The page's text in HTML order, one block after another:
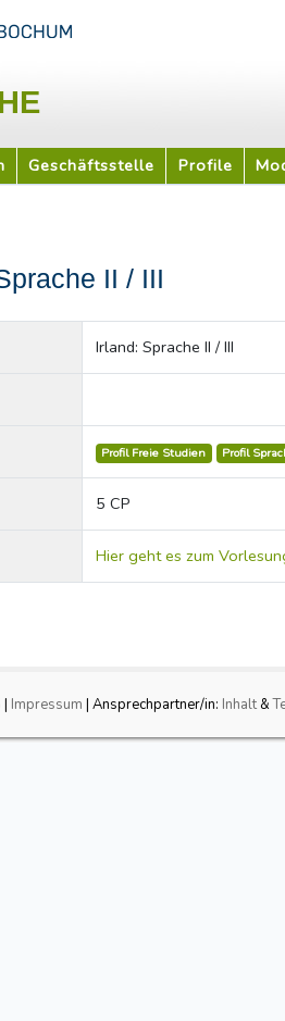
Geschäftsstelle Profile
II / III
Irland: Sprache II / III
Profil Freie Studien Profil
5 CP
Hier geht es zum
| Impressum | Ansprechpartner/in: Inhalt&